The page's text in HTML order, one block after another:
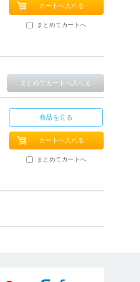
まとめてカートへ
商品を見る
まとめてカートへ